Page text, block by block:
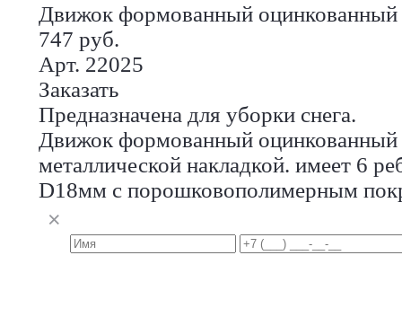
Движок формованный
747 руб.
Арт. 22025
Заказать
Предназначена для уборки снега.
Движок формованный
металлической накладкой. имеет 6
D18мм с порошковополимерным